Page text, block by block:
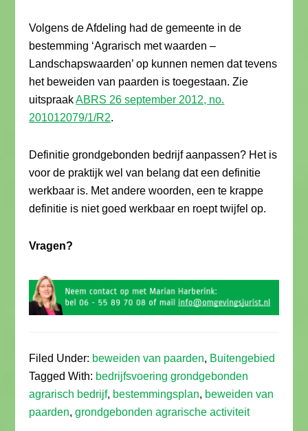
Volgens de Afdeling had de gemeente in de
bestemming ‘Agrarisch met waarden –
Landschapswaarden’ op kunnen nemen dat tevens
het beweiden van paarden is toegestaan. Zie
uitspraakABRS 26 september 2012, no.
201012079/1/R2.
Definitie grondgebonden bedrijf aanpassen? Het is
voor de praktijk wel van belang dat een definitie
werkbaar is. Met andere woorden, een te krappe
definitie is niet goed werkbaar en roept twijfel op.
Vragen?
Filed Under: beweiden van paarden, Buitengebied
Tagged With: bedrijfsvoering grondgebonden
agrarisch bedrijf, bestemmingsplan, beweiden van
paarden,grondgebonden agrarische activiteit